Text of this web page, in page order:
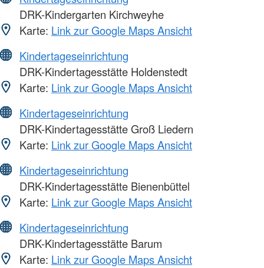
DRK-Kindergarten Kirchweyhe
Karte: Link zur Google Maps Ansicht
Kindertageseinrichtung
DRK-Kindertagesstätte Holdenstedt
Karte: Link zur Google Maps Ansicht
Kindertageseinrichtung
DRK-Kindertagesstätte Groß Liedern
Karte: Link zur Google Maps Ansicht
Kindertageseinrichtung
DRK-Kindertagesstätte Bienenbüttel
Karte: Link zur Google Maps Ansicht
Kindertageseinrichtung
DRK-Kindertagesstätte Barum
Karte: Link zur Google Maps Ansicht